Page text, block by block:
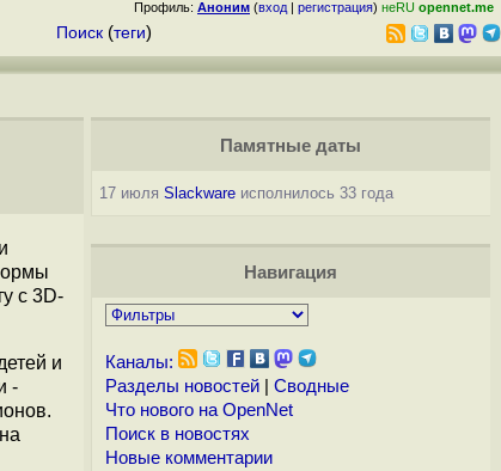
Профиль: Аноним (вход | регистрация) неRU opennet.me
Поиск (теги)
с 3D-
и
-
Памятные даты
17 июля Slackwareисполнилось 33 года
Навигация
Каналы:
Разделы новостей| Сводные
Что нового на OpenNet
Поиск в новостях
Новые комментарии